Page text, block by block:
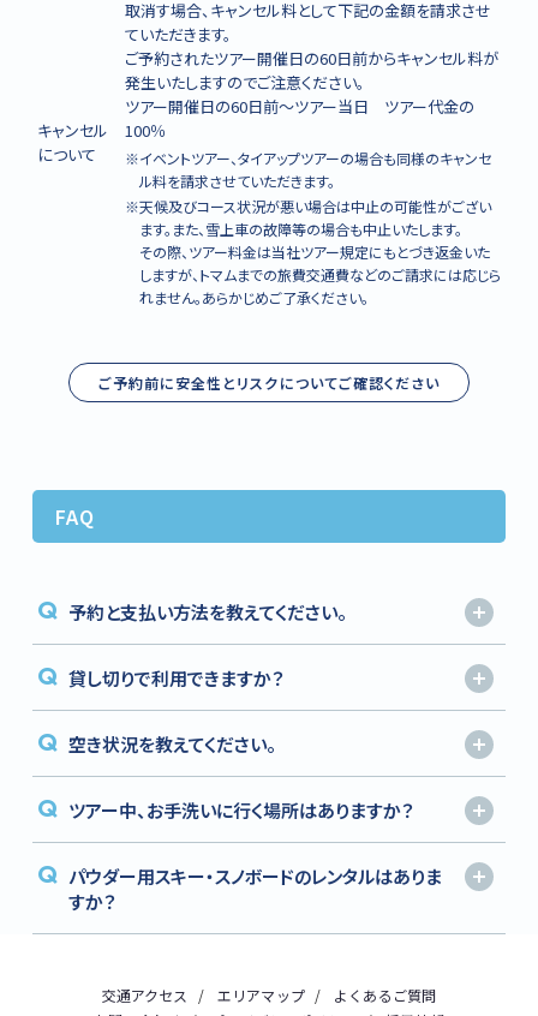
キャンセル
について
取消す場合、キャンセル料として下記の金額を請求させ
ていただきます。
ご予約されたツアー開催日の60日前からキャンセル料が
発生いたしますのでご注意ください。
ツアー開催日の60日前～ツアー当日 ツアー代金の
100％
※イベントツアー、タイアップツアーの場合も同様のキャンセ
ル料を請求させていただきます。
※天候及びコース状況が悪い場合は中止の可能性がござい
ます。また、雪上車の故障等の場合も中止いたします。
その際、ツアー料金は当社ツアー規定にもとづき返金いた
しますが、トマムまでの旅費交通費などのご請求には応じら
れません。あらかじめご了承ください。
ご予約前に安全性とリスクについてご確認ください
FAQ
Q 予約と支払い方法を教えてください。
Q 貸し切りで利用できますか？
Q 空き状況を教えてください。
Q ツアー中、お手洗いに行く場所はありますか？
Q パウダー用スキー・スノボードのレンタルはありま
すか？
交通アクセス エリアマップ
よくあるご質問